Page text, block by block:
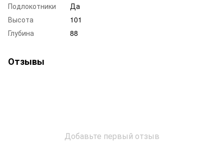
Подлокотники
Да
Высота
101
Глубина
88
Отзывы
Добавьте первый отзыв